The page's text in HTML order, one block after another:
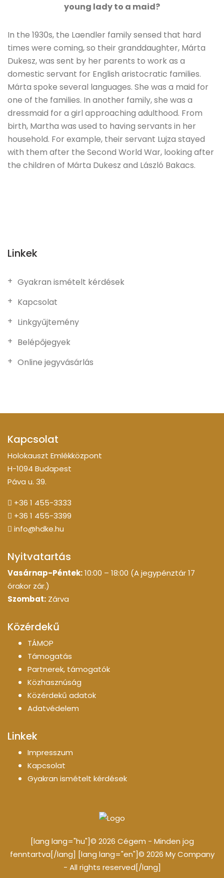
young lady to a maid?
In the 1930s, the Laendler family sensed that hard
times were coming, so their granddaughter, Márta
Dukesz, was sent by her parents to work as a
domestic servant for English aristocratic families.
Márta spoke several languages. She was a maid for
one of the families. In another family, she was a
dressmaid for a girl approaching adulthood. From
birth, Martha was used to having servants in her
household. For example, their servant Lujza stayed
with them after the Second World War, looking after
the children of Márta Dukesz and László Bakacs.
Linkek
Gyakran ismételt kérdések
Kapcsolat
Linkgyűjtemény
Belépőjegyek
Online jegyvásárlás
Kapcsolat
Holokauszt Emlékközpont
H-1094 Budapest
Páva u. 39.
+36 1 455-3333
+36 1 455-3399
info@hdke.hu
Nyitvatartás
Vasárnap-Péntek:10:00 – 18:00 (A jegypénztár 17
órakor zár.)
Szombat: Zárva
Közérdekű
TÁMOP
Támogatás
Partnerek, támogatók
Közhasznúság
Közérdekű adatok
Adatvédelem
Linkek
Impresszum
Kapcsolat
Gyakran ismételt kérdések
[lang lang="hu"]© 2026 Cégem - Minden jog
fenntartva[/lang] [lang lang="en"]© 2026 My Company
- All rights reserved[/lang]